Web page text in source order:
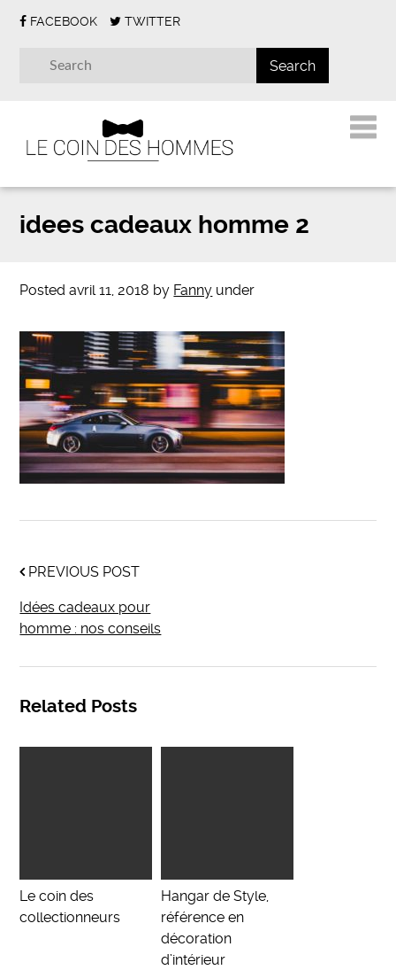
FACEBOOK TWITTER
idees cadeaux homme 2
Postedavril 11, 2018 by Fanny under
PREVIOUS POST
Idées cadeaux pour
homme : nos conseils
Related Posts
Le coin des
collectionneurs
Hangar de Style,
référence en
décoration
d’intérieur